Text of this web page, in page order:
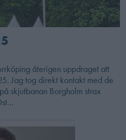
återigen uppdraget att
Jag tog direkt kontakt med de
skjutbanan Borgholm strax